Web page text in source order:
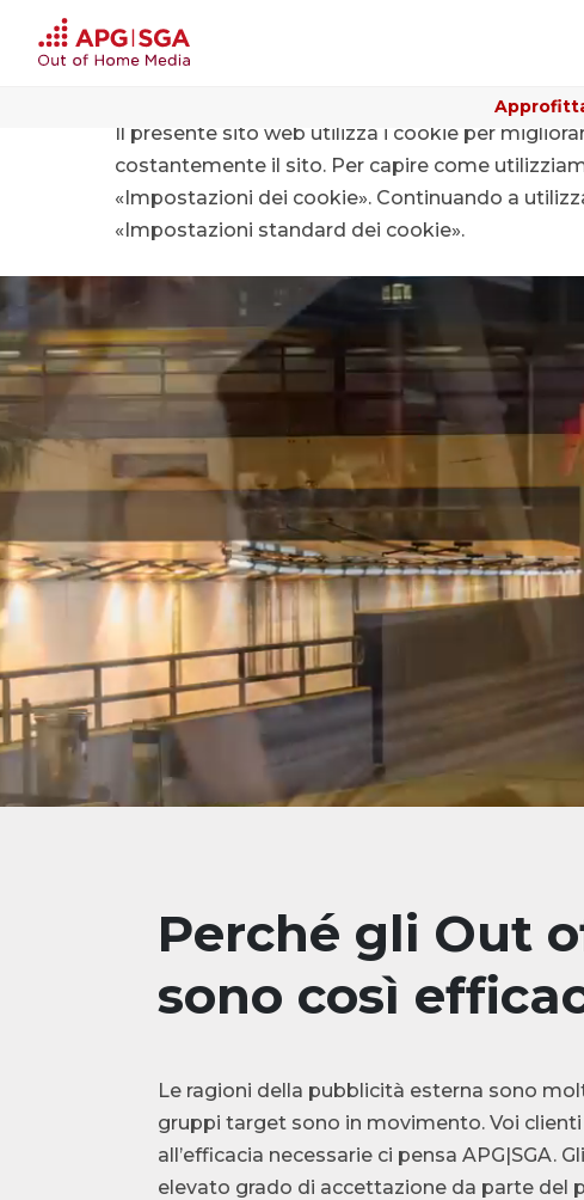
Perché Out of Home
Perché gli Out
sono così
Le ragioni della pubblicità esterna sono
gruppi target sono in movimento. Voi
all’efficacia necessarie ci pensa APG|SGA.
elevato grado di accettazione da parte del
Il presente sito web utilizza i cookie per
costantemente il sito. Per capire come
«Impostazioni dei cookie». Continuando a
«Impostazioni standard dei cookie».